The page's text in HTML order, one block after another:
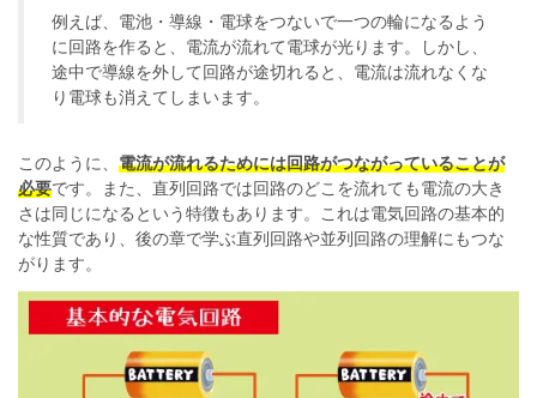
例えば、電池・導線・電球をつないで一つの輪になるよう
に回路を作ると、電流が流れて電球が光ります。しかし、
途中で導線を外して回路が途切れると、電流は流れなくな
り電球も消えてしまいます。
このように、 電流が流れるためには回路がつながっていることが
必要です。また、直列回路では回路のどこを流れても電流の大き
さは同じになるという特徴もあります。これは電気回路の基本的
な性質であり、後の章で学ぶ直列回路や並列回路の理解にもつな
がります。